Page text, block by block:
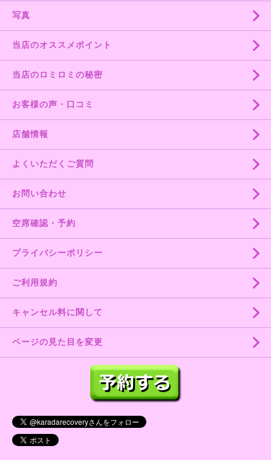
写真
当店のオススメポイント
当店のロミロミの秘密
お客様の声・口コミ
店舗情報
よくいただくご質問
お問い合わせ
空席確認・予約
プライバシーポリシー
ご利用規約
キャンセル料に関して
ページの見た目を変更